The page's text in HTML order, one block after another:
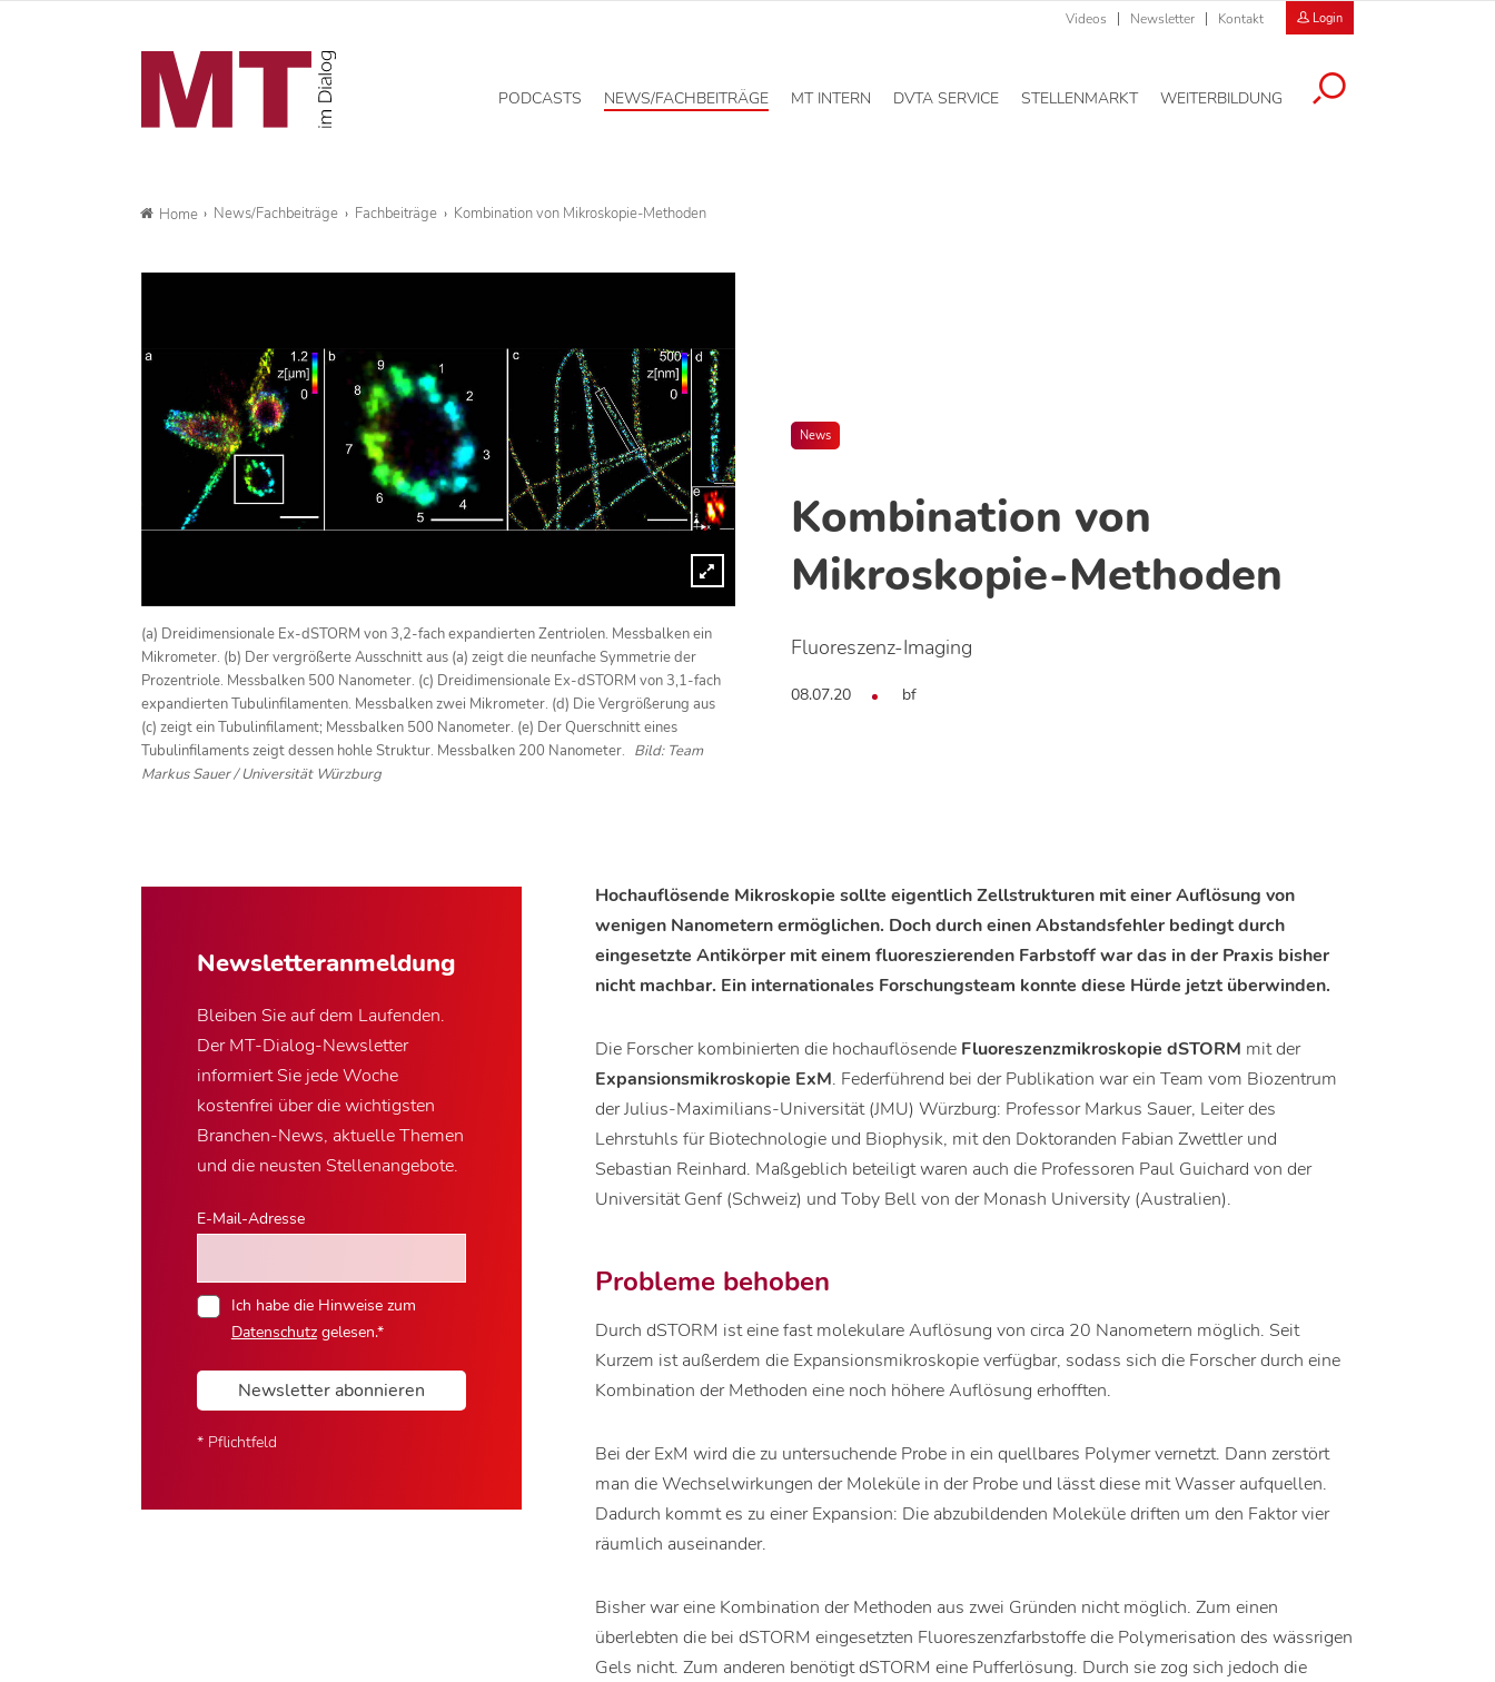
Videos Newsletter Kontakt Login
PODCASTS NEWS/FACHBEITRÄGE MT INTERN DVTA SERVICE STELLENMARKT WEITERBILDUNG
Home News/Fachbeiträge Fachbeiträge Kombination von Mikroskopie-Methoden
News
Kombination von
Mikroskopie-Methoden
Fluoreszenz-Imaging
08.07.20 bf
(a) Dreidimensionale Ex-dSTORM von 3,2-fach expandierten Zentriolen. Messbalken ein
Mikrometer. (b) Der vergrößerte Ausschnitt aus (a) zeigt die neunfache Symmetrie der
Prozentriole. Messbalken 500 Nanometer. (c) Dreidimensionale Ex-dSTORM von 3,1-fach
expandierten Tubulinfilamenten. Messbalken zwei Mikrometer. (d) Die Vergrößerung aus
(c) zeigt ein Tubulinfilament; Messbalken 500 Nanometer. (e) Der Querschnitt eines
Tubulinfilaments zeigt dessen hohle Struktur. Messbalken 200 Nanometer. Bild: Team
Markus Sauer / Universität Würzburg
Newsletter­anmeldung
Bleiben Sie auf dem Laufenden.
Der MT-Dialog-Newsletter
informiert Sie jede Woche
kostenfrei über die wichtigsten
Branchen-News, aktuelle Themen
und die neusten Stellenangebote.
E-Mail-Adresse
Ich habe die Hinweise zum
Datenschutzgelesen.*
Newsletter abonnieren
* Pflichtfeld
Hochauflösende Mikroskopie sollte eigentlich Zellstrukturen mit einer Auflösung von
wenigen Nanometern ermöglichen. Doch durch einen Abstandsfehler bedingt durch
eingesetzte Antikörper mit einem fluoreszierenden Farbstoff war das in der Praxis bisher
nicht machbar. Ein internationales Forschungsteam konnte diese Hürde jetzt überwinden.
Die Forscher kombinierten die hochauflösende Fluoreszenzmikroskopie dSTORM mit der
Expansionsmikroskopie ExM. Federführend bei der Publikation war ein Team vom Biozentrum
der Julius-Maximilians-Universität (JMU) Würzburg: Professor Markus Sauer, Leiter des
Lehrstuhls für Biotechnologie und Biophysik, mit den Doktoranden Fabian Zwettler und
Sebastian Reinhard. Maßgeblich beteiligt waren auch die Professoren Paul Guichard von der
Universität Genf (Schweiz) und Toby Bell von der Monash University (Australien).
Probleme behoben
Durch dSTORM ist eine fast molekulare Auflösung von circa 20 Nanometern möglich. Seit
Kurzem ist außerdem die Expansionsmikroskopie verfügbar, sodass sich die Forscher durch eine
Kombination der Methoden eine noch höhere Auflösung erhofften.
Bei der ExM wird die zu untersuchende Probe in ein quellbares Polymer vernetzt. Dann zerstört
man die Wechselwirkungen der Moleküle in der Probe und lässt diese mit Wasser aufquellen.
Dadurch kommt es zu einer Expansion: Die abzubildenden Moleküle driften um den Faktor vier
räumlich auseinander.
Bisher war eine Kombination der Methoden aus zwei Gründen nicht möglich. Zum einen
überlebten die bei dSTORM eingesetzten Fluoreszenzfarbstoffe die Polymerisation des wässrigen
Gels nicht. Zum anderen benötigt dSTORM eine Pufferlösung. Durch sie zog sich jedoch die